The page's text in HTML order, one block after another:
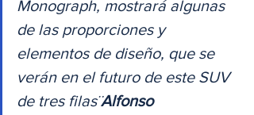
Monograph, mostrará algunas
de las proporciones y
elementos de diseño, que se
verán en el futuro de este SUV
de tres filas¨Alfonso